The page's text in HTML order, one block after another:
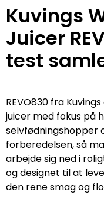
Kuvings
Juicer
test
REVO830 fra
juicer med fokus på
selvfødningshopper
forberedelsen, så
arbejde sig ned i
og designet til at
den rene smag og